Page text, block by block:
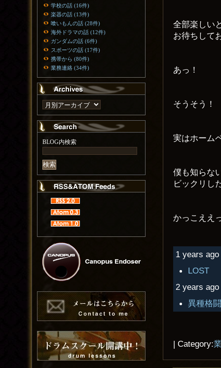
全部楽しい
お待ちして
あっ！
そうそう！
実はホーム
僕も知らな
ビックリし
かっこええ
1 years
LOST
2 years
異種格
| Category:
学校の話 (16件)
楽器の話 (13件)
喰いもんの話 (28件)
海外ドラマの話 (12件)
ガンダムの話 (6件)
スポーツの話 (17件)
携帯から (80件)
業務連絡 (34件)
BLOG内検索